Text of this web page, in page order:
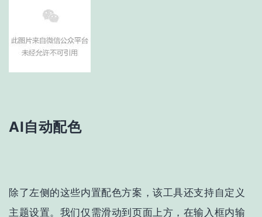
AI自动配色
除了左侧的这些内置配色方案，该工具还支持自定义
主题设置。我们仅需滑动到页面上方，在输入框内输